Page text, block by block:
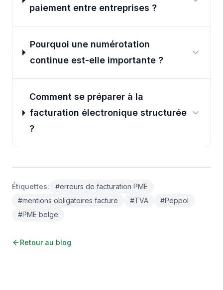
paiement entre entreprises ?
Pourquoi une numérotation
continue est-elle importante ?
Comment se préparer à la
facturation électronique structurée
?
Étiquettes: #erreurs de facturation PME
#mentions obligatoires facture #TVA #Peppol
#PME belge
Retour au blog